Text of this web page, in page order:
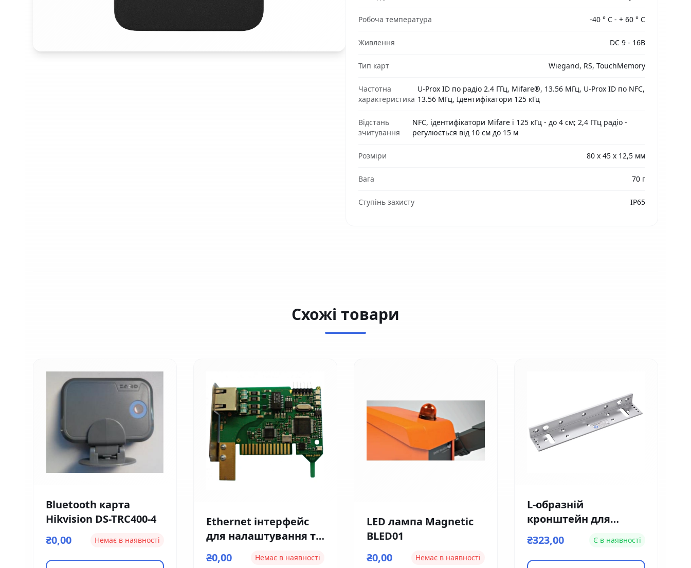
Робоча температура -40 ° С - + 60 ° С
Живлення DC 9 - 16В
Тип карт Wiegand, RS, TouchMemory
Частотна
характеристика
U-Prox ID по радіо 2.4 ГГц, Mifare®, 13.56 МГц, U-Prox ID по NFC,
13.56 МГц, Ідентифікатори 125 кГц
Відстань
зчитування
NFC, ідентифікатори Mifare і 125 кГц - до 4 см; 2,4 ГГц радіо -
регулюється від 10 см до 15 м
Розміри 80 x 45 x 12,5 мм
Вага 70 г
Ступінь захисту IP65
Схожі товари
Bluetooth карта
Hikvision DS-TRC400-4
₴0,00
Немає в наявності
Ethernet інтерфейс
для налаштування та
EM01
₴0,00 Немає в наявності
LED лампа Magnetic
BLED01
₴0,00
Немає в наявності
L-образній
кронштейн для
кріплення замку на
вузькі двері Yli
Electronic MBK-180NL
₴323,00 Є в наявності